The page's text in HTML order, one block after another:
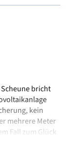
bricht
kein
mehrere Meter
Fall zum Glück